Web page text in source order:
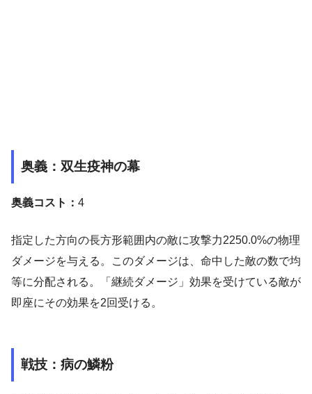
奥義： 双生疫神の幕
奥義コスト： 4
指定した方向の長方形範囲内の敵に攻撃力2250.0%の物理
ダメージを与える。このダメージは、命中した敵の数で均
等に分配される。「継続ダメージ」効果を受けている敵が
即座にその効果を2回受ける。
戦技： 病の鱗粉